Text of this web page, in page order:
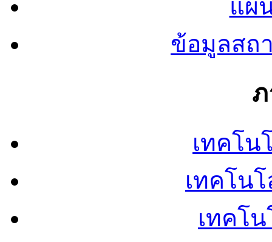
แผ
ข้อมูลสถ
เทคโน
เทคโน
เทคโ